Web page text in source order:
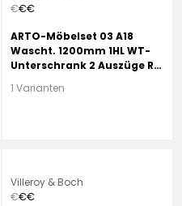
€€€
ARTO-Möbelset 03 A18
Wascht. 1200mm 1HL WT-
Unterschrank 2 Auszüge RR
1 Varianten
Villeroy & Boch
€€€